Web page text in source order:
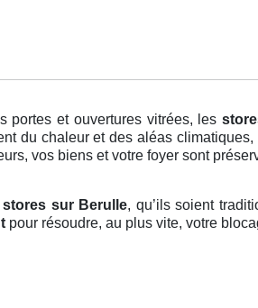
portes et ouvertures vitrées, les
du chaleur et des aléas
vos biens et votre foyer sont
stores sur Berulle, qu’ils soient
pour résoudre, au plus vite, votre